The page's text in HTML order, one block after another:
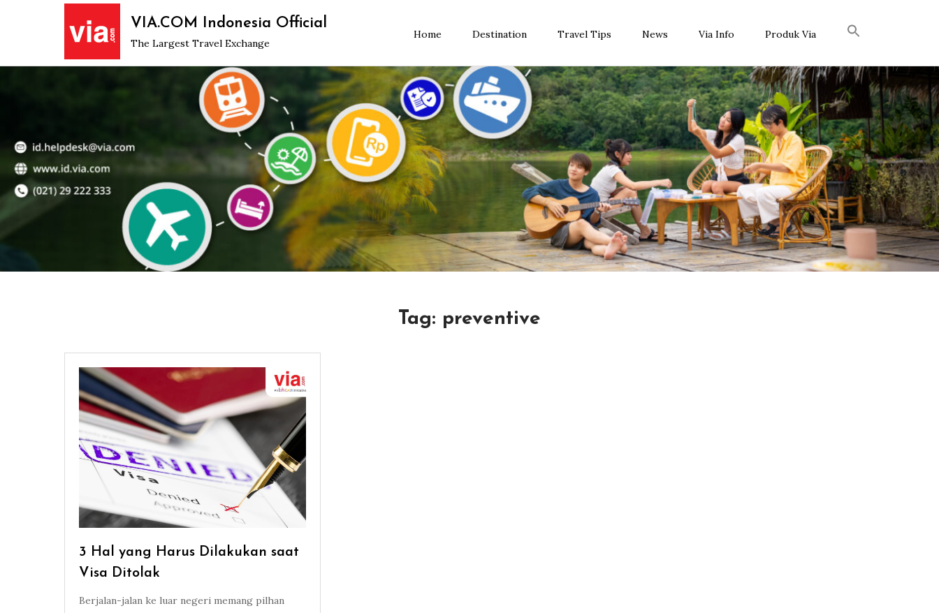
VIA.COM Indonesia Official
The Largest Travel Exchange
Home Destination Travel Tips News Via Info Produk Via
Tag: preventive
3 Hal yang Harus Dilakukan saat
Visa Ditolak
Berjalan-jalan ke luar negeri memang pilhan